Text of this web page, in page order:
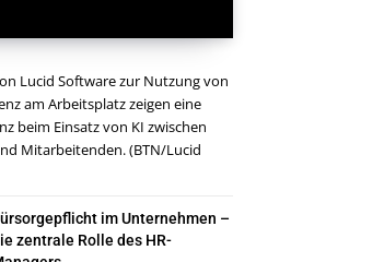
Lucid Software zur Nutzung von
am Arbeitsplatz zeigen eine
beim Einsatz von KI zwischen
Mitarbeitenden. (BTN/Lucid
im Unternehmen –
zentrale Rolle des HR-